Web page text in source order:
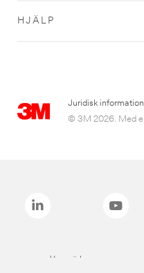
HJÄLP
Juridisk information
© 3M 2026. Med
Varumärken som anges